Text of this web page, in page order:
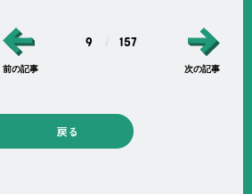
前の記事
9 157
次の記事
戻る